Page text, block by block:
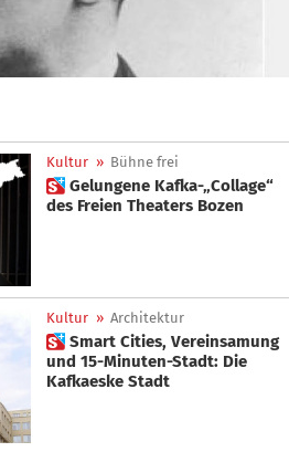
Kultur » Bühne frei
 Gelungene Kafka-„Collage“
des Freien Theaters Bozen
Kultur » Architektur
 Smart Cities, Vereinsamung
und 15-Minuten-Stadt: Die
Kafkaeske Stadt